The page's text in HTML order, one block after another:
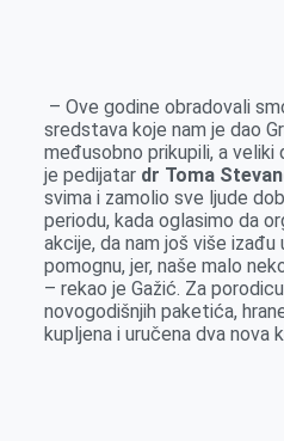
– Ove godine obradovali
sredstava koje nam je dao
međusobno prikupili, a veliki
je pedijatar dr Toma
svima i zamolio sve ljude
periodu, kada oglasimo da
akcije, da nam još više izađu
pomognu, jer, naše malo
– rekao je Gažić. Za
novogodišnjih paketića,
kupljena i uručena dva